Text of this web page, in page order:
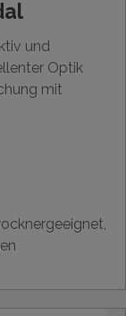
und
Optik
mit